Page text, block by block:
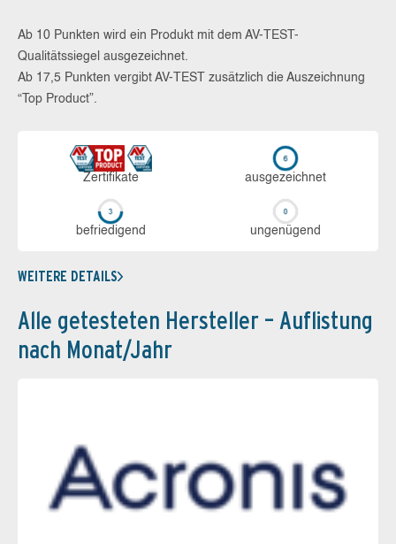
Ab 10 Punkten wird ein Produkt mit dem AV-TEST-
Qualitätssiegel ausgezeichnet.
Ab 17,5 Punkten vergibt AV-TEST zusätzlich die Auszeichnung
“Top Product”.
Zerti­fikate aus­ge­zeich­net
be­frie­di­gend un­ge­nü­gend
WEITERE DETAILS
Alle getesteten Hersteller – Auflistung
nach Monat/Jahr